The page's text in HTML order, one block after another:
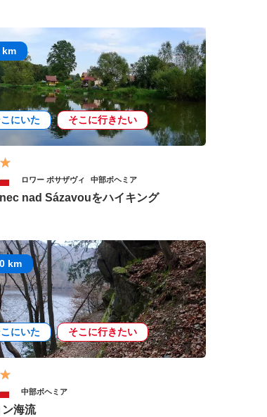
km
にいた そこに行きたい
ロワー ポサザヴィ 中部ボヘミア
nad Sázavouをハイキング
km
にいた そこに行きたい
中部ボヘミア
海流